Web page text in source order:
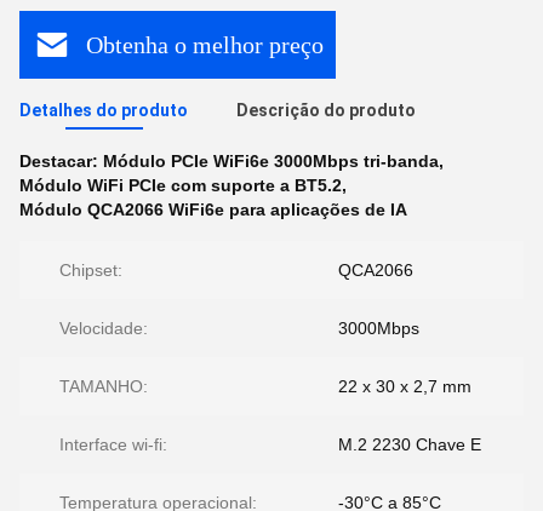
Obtenha o melhor preço
Detalhes do produto Descrição do produto
Destacar: Módulo PCIe WiFi6e 3000Mbps tri-banda,
Módulo WiFi PCIe com suporte a BT5.2,
Módulo QCA2066 WiFi6e para aplicações de IA
Chipset: QCA2066
Velocidade: 3000Mbps
TAMANHO: 22 x 30 x 2,7 mm
Interface wi-fi: M.2 2230 Chave E
Temperatura operacional: -30°C a 85°C